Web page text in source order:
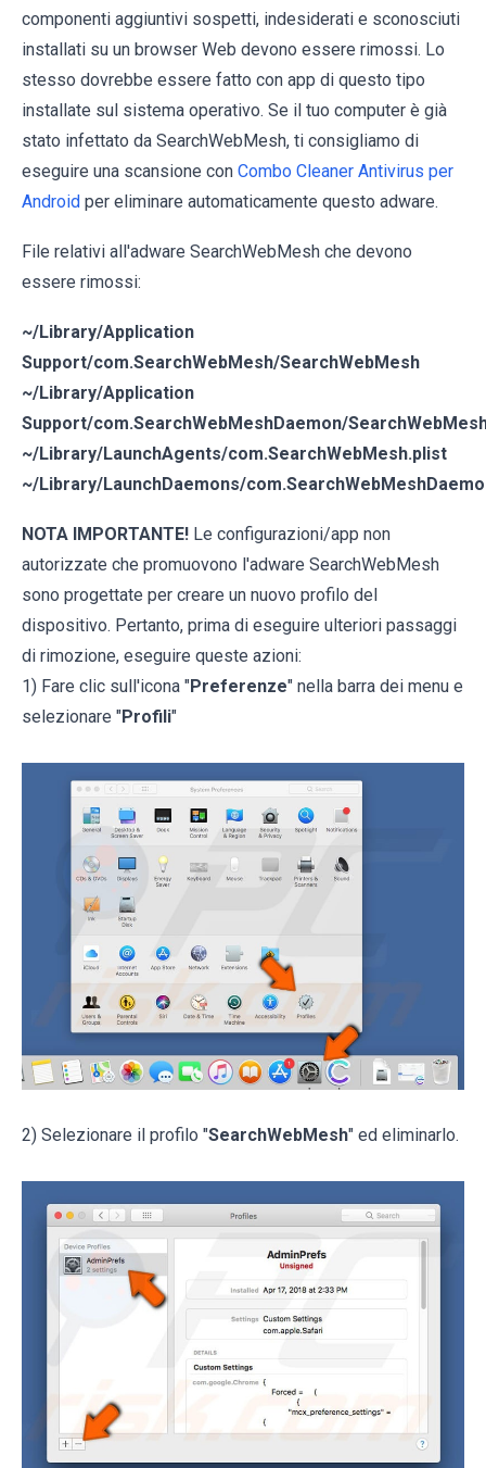
componenti aggiuntivi sospetti, indesiderati e sconosciuti
installati su un browser Web devono essere rimossi. Lo
stesso dovrebbe essere fatto con app di questo tipo
installate sul sistema operativo. Se il tuo computer è già
stato infettato da SearchWebMesh, ti consigliamo di
eseguire una scansione con Combo Cleaner Antivirus per
Android per eliminare automaticamente questo adware.
File relativi all'adware SearchWebMesh che devono
essere rimossi:
~/Library/Application
Support/com.SearchWebMesh/SearchWebMesh
~/Library/Application
Support/com.SearchWebMeshDaemon/
~/Library/LaunchAgents/com.SearchWebMesh.plist
~/Library/LaunchDaemons/
NOTA IMPORTANTE! Le configurazioni/app non
autorizzate che promuovono l'adware SearchWebMesh
sono progettate per creare un nuovo profilo del
dispositivo. Pertanto, prima di eseguire ulteriori passaggi
di rimozione, eseguire queste azioni:
1) Fare clic sull'icona "Preferenze" nella barra dei menu e
selezionare "Profili"
2) Selezionare il profilo "SearchWebMesh" ed eliminarlo.